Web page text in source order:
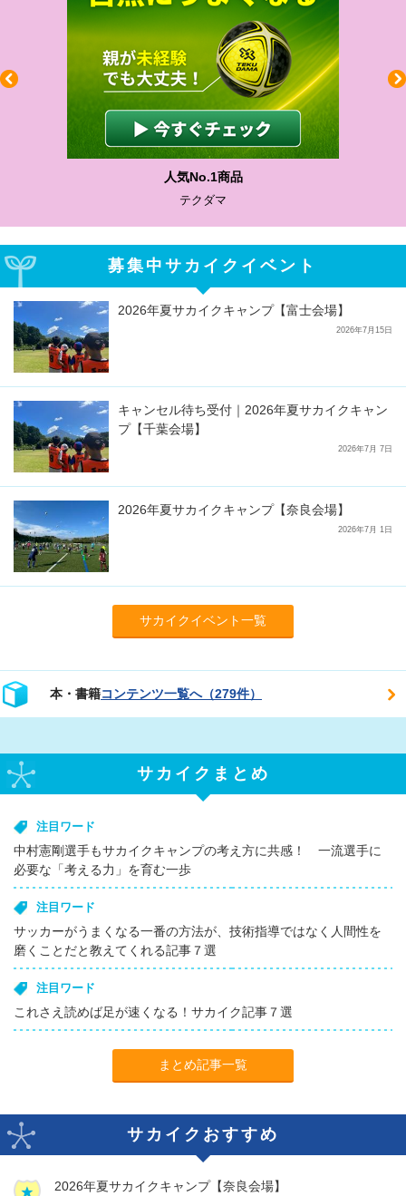
人気No.1商品
テクダマ
募集中サカイクイベント
2026年夏サカイクキャンプ【富士会場】
2026年7月15日
キャンセル待ち受付｜2026年夏サカイクキャン
プ【千葉会場】
2026年7月 7日
2026年夏サカイクキャンプ【奈良会場】
2026年7月 1日
サカイクイベント一覧
本・書籍コンテンツ一覧へ（279件）
サカイクまとめ
注目ワード
中村憲剛選手もサカイクキャンプの考え方に共感！ 一流選手に
必要な「考える力」を育む一歩
注目ワード
サッカーがうまくなる一番の方法が、技術指導ではなく人間性を
磨くことだと教えてくれる記事７選
注目ワード
これさえ読めば足が速くなる！サカイク記事７選
まとめ記事一覧
サカイクおすすめ
2026年夏サカイクキャンプ【奈良会場】